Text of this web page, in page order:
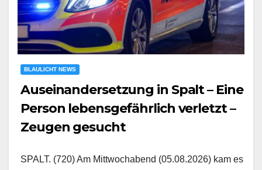
BLAULICHT NEWS
Auseinandersetzung in Spalt – Eine
Person lebensgefährlich verletzt –
Zeugen gesucht
SPALT. (720) Am Mittwochabend (05.08.2026) kam es